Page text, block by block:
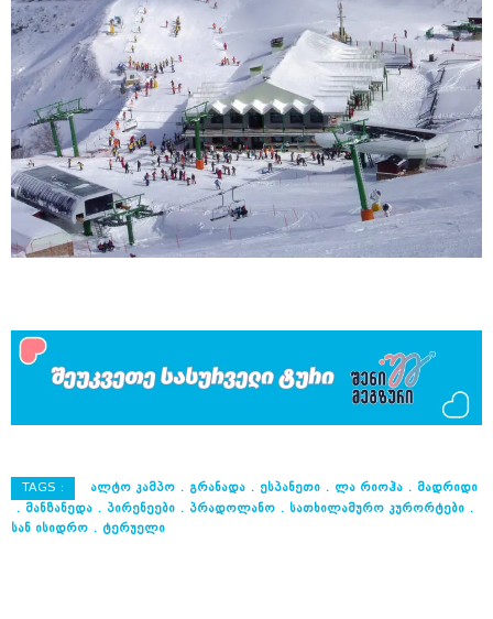
TAGS : ᲐᲚᲢᲝ ᲙᲐᲛᲞᲝ ᲒᲠᲐᲜᲐᲓᲐ ᲔᲡᲞᲐᲜᲔᲗᲘ ᲚᲐ ᲠᲘᲝᲰᲐ
ᲛᲐᲓᲠᲘᲓᲘ
ᲛᲐᲜᲖᲐᲜᲔᲓᲐ
ᲞᲘᲠᲔᲜᲔᲔᲑᲘ ᲞᲠᲐᲓᲝᲚᲐᲜᲝ
ᲡᲐᲗᲮᲘᲚᲐᲛᲣᲠᲝ ᲙᲣᲠᲝᲠᲢᲔᲑᲘ
ᲡᲐᲜ ᲘᲡᲘᲓᲠᲝ
ᲢᲔᲠᲣᲔᲚᲘ